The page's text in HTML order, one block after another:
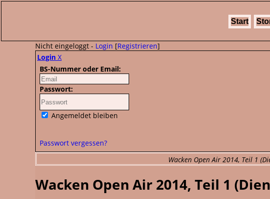
Start
Nicht eingeloggt - Login [Registrieren]
Login X
BS-Nummer oder Email:
Passwort:
Angemeldet bleiben
Passwort vergessen?
Wacken Open Air 2014, Teil 1
Wacken Open Air 2014, Teil 1